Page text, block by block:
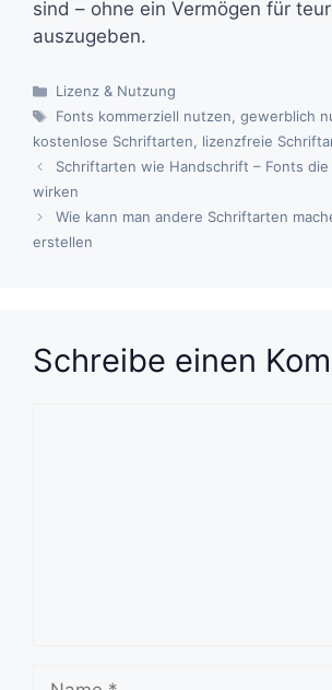
sind – ohne ein Vermögen für
auszugeben.
Kategorien
Lizenz & Nutzung
Schlagwörter
Fonts kommerziell nutzen, gewerblich
kostenlose Schriftarten, lizenzfreie
Schriftarten wie Handschrift – Fonts
wirken
Wie kann man andere Schriftarten
erstellen
Schreibe einen
Name